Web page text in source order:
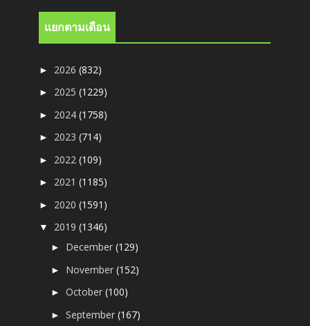
แยกตามเดือน
► 2026(832)
► 2025(1229)
► 2024(1758)
► 2023(714)
► 2022(109)
► 2021(1185)
► 2020(1591)
▼ 2019(1346)
► December(129)
► November(152)
►October(100)
►September(167)